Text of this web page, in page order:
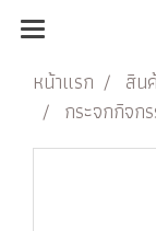
หน้าแรก สิน
กระจกกิจก